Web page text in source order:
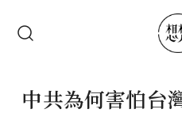
中共為何害怕台